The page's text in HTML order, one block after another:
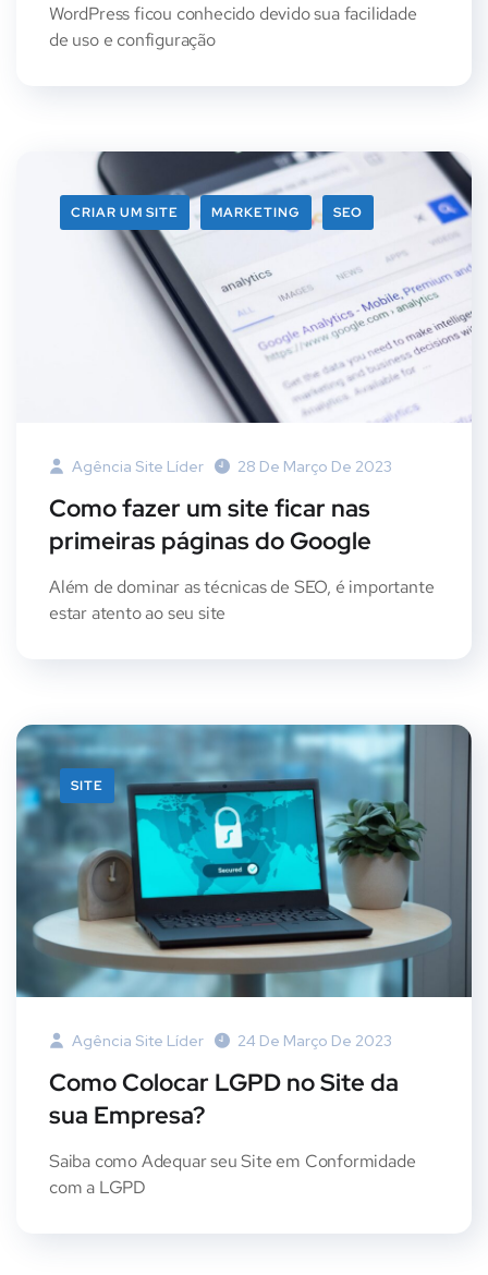
WordPress ficou conhecido devido sua facilidade
de uso e configuração
CRIAR UM SITE MARKETING SEO
Agência Site Líder 28 De Março De 2023
Como fazer um site ficar nas
primeiras páginas do Google
Além de dominar as técnicas de SEO, é importante
estar atento ao seu site
SITE
Agência Site Líder 24 De Março De 2023
Como Colocar LGPD no Site da
sua Empresa?
Saiba como Adequar seu Site em Conformidade
com a LGPD